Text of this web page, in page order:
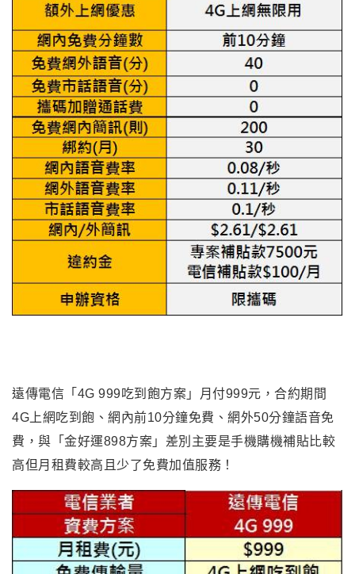
遠傳電信「4G 999吃到飽方案」月付999元，合約期間
4G上網吃到飽、網內前10分鐘免費、網外50分鐘語音免
費，與「金好運898方案」差別主要是手機購機補貼比較
高但月租費較高且少了免費加值服務！